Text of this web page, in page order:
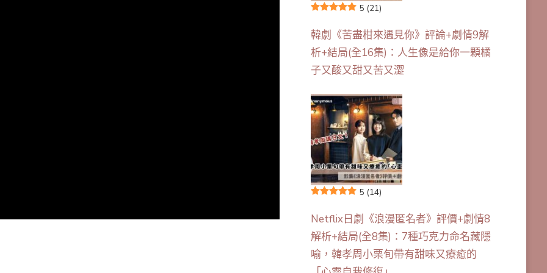
5 (21)
韓劇《苦盡柑來遇見你》評論+劇情9解
析+結局(全16集)：人生像是給你一顆橘
子又酸又甜又苦又澀
5 (14)
Netflix日劇《浪漫匿名者》評價+劇情8
解析+結局(全8集)：7種巧克力命名藏隱
喻，韓孝周小栗旬帶有甜味又療癒的